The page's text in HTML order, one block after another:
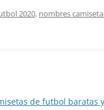
2020, nombres
de futbol baratas